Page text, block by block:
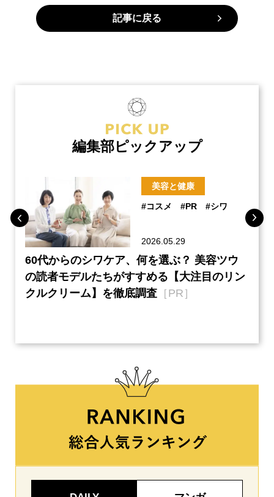
記事に戻る
編集部ピックアップ
美容と健康
#コスメ #PR #シワ
2026.05.29
60代からのシワケア、何を選ぶ？ 美容ツウ
の読者モデルたちがすすめる【大注目のリン
クルクリーム】を徹底調査 ［PR］